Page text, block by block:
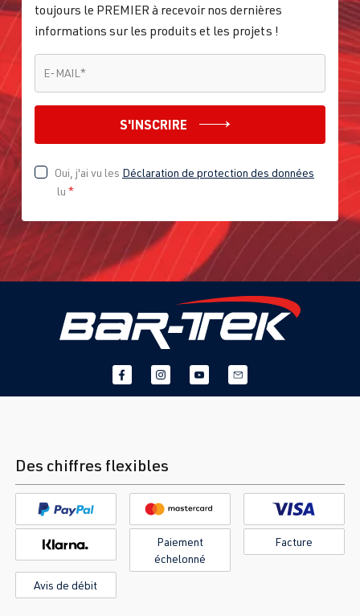
toujours le PREMIER à recevoir nos dernières
informations sur les produits et les projets !
E-MAIL *
S'INSCRIRE
Oui, j'ai vu les Déclaration de protection des données
lu *
Des chiffres flexibles
Paiement
échelonné
Facture
Avis de débit